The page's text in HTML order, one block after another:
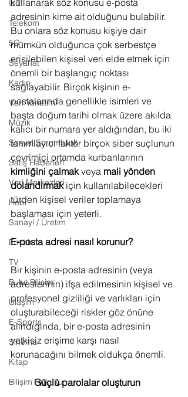
IoT
Telekom
5G
Seyahat
Kadın
Veri Yönetimi
Müzik
Sosyal Sorumluluk
Satış Haberleri
Veri Merkezleri
Hobi
Sanayi / Üretim
Emlak
TV
Bulut Bilişim
Ulaşım
E-Sports
Sinema
Kitap
Bilişim Hukuku
kullanarak söz konusu e-posta
adresinin kime ait olduğunu bulabilir.
Bu onlara söz konusu kişiye dair
mümkün olduğunca çok serbestçe
erişilebilen kişisel veri elde etmek için
önemli bir başlangıç noktası
sağlayabilir. Birçok kişinin e-
postalarında genellikle isimleri ve
başta doğum tarihi olmak üzere akılda
kalıcı bir numara yer aldığından, bu iki
tanımlayıcı faktör birçok siber suçlunun
çevrimiçi ortamda kurbanlarının
kimliğini çalmak veya mali yönden
dolandırmak için kullanılabilecekleri
türden kişisel veriler toplamaya
başlaması için yeterli.
E-posta adresi nasıl korunur?
Bir kişinin e-posta adresinin (veya
adreslerinin) ifşa edilmesinin kişisel ve
profesyonel gizliliği ve varlıkları için
oluşturabileceği riskler göz önüne
alındığında, bir e-posta adresinin
yetkisiz erişime karşı nasıl
korunacağını bilmek oldukça önemli.
· Güçlü parolalar oluşturun